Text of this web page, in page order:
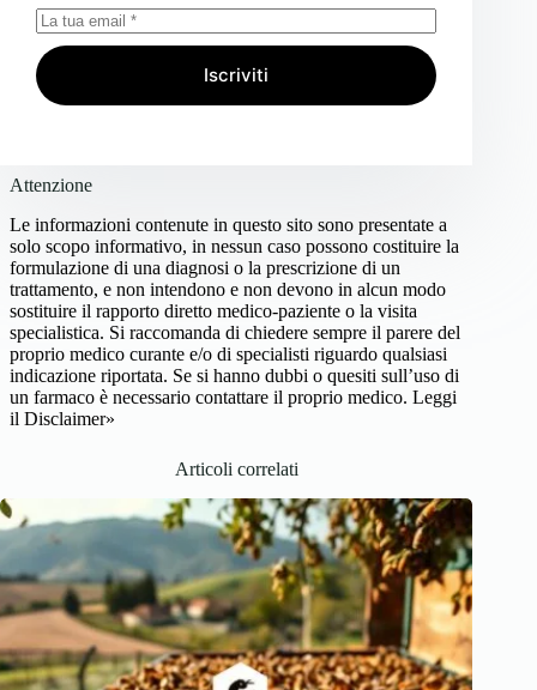
Iscriviti
Attenzione
Le informazioni contenute in questo sito sono presentate a
solo scopo informativo, in nessun caso possono costituire la
formulazione di una diagnosi o la prescrizione di un
trattamento, e non intendono e non devono in alcun modo
sostituire il rapporto diretto medico-paziente o la visita
specialistica. Si raccomanda di chiedere sempre il parere del
proprio medico curante e/o di specialisti riguardo qualsiasi
indicazione riportata. Se si hanno dubbi o quesiti sull’uso di
un farmaco è necessario contattare il proprio medico. Leggi
il Disclaimer»
Articoli correlati